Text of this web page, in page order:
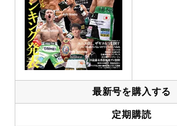
最新号を購入する
定期購読